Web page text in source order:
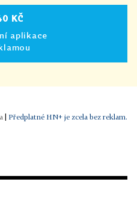
KČ
aplikace
Předplatné HN+ je zcela bez reklam.